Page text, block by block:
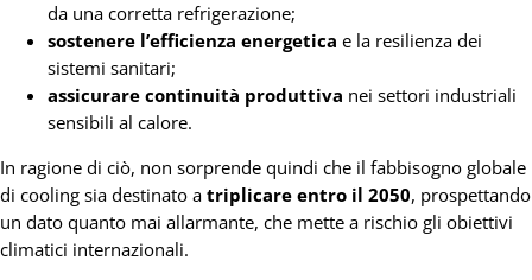
da una corretta refrigerazione;
sostenere l’efficienza energetica e la resilienza dei
sistemi sanitari;
assicurare continuità produttiva nei settori industriali
sensibili al calore.
In ragione di ciò, non sorprende quindi che il fabbisogno globale
di cooling sia destinato a triplicare entro il 2050, prospettando
un dato quanto mai allarmante, che mette a rischio gli obiettivi
climatici internazionali.